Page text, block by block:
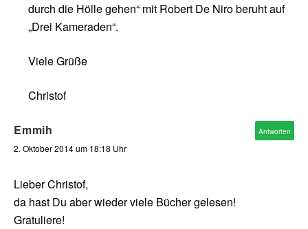
durch die Hölle gehen“ mit Robert De Niro beruht auf
„Drei Kameraden“.
Viele Grüße
Christof
Emmih
2. Oktober 2014 um 18:18 Uhr
Lieber Christof,
da hast Du aber wieder viele Bücher gelesen!
Gratuliere!
Antworten